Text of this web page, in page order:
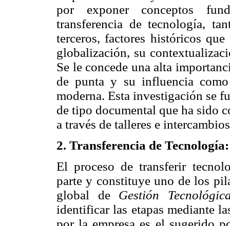
por exponer conceptos
transferencia de tecnología,
terceros, factores históricos
globalización, su
Se le concede una alta
de punta y su influencia
moderna. Esta investigación se
de tipo documental que ha sido
a través de talleres e
2. Transferencia de
El proceso de transferir
parte y constituye uno de los
global de Gestión
identificar las etapas mediante